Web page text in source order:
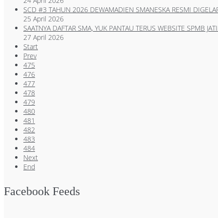
SCD #3 TAHUN 2026 DEWAMADIEN SMANESKA RESMI
25 April 2026
SAATNYA DAFTAR SMA, YUK PANTAU TERUS WEBSITE SPMB
27 April 2026
Start
Prev
475
476
477
478
479
480
481
482
483
484
Next
End
Facebook Feeds